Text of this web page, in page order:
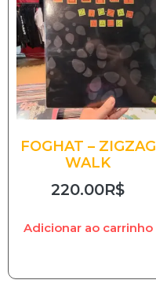
FOGHAT – ZIGZAG
WALK
220.00R$
Adicionar ao carrinho